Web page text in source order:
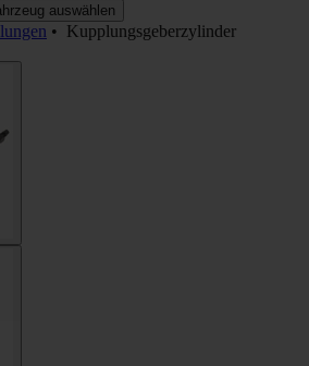
auswählen
• Kupplungsgeberzylinder